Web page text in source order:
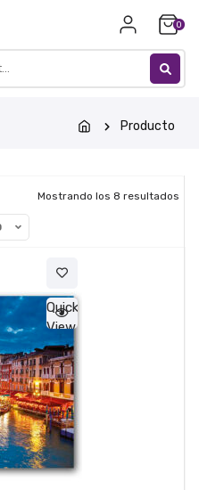
0
Producto
Mostrando los 8 resultados
Quick
View